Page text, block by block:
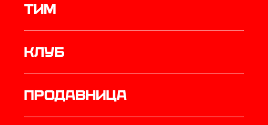
ТИМ
Клуб
продавница